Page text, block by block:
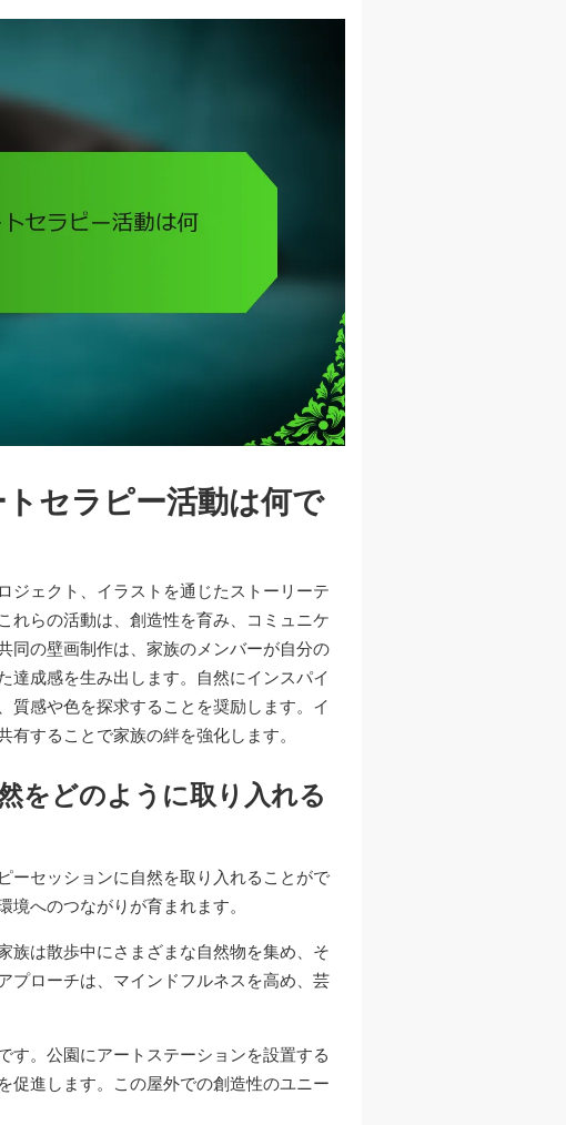
セラピー活動は何で
ジェクト、イラストを通じたストーリーテ
れらの活動は、創造性を育み、コミュニケ
同の壁画制作は、家族のメンバーが自分の
達成感を生み出します。自然にインスパイ
質感や色を探求することを奨励します。イ
することで家族の絆を強化します。
をどのように取り入れる
ーセッションに自然を取り入れることがで
へのつながりが育まれます。
族は散歩中にさまざまな自然物を集め、そ
プローチは、マインドフルネスを高め、芸
す。公園にアートステーションを設置する
促進します。この屋外での創造性のユニー